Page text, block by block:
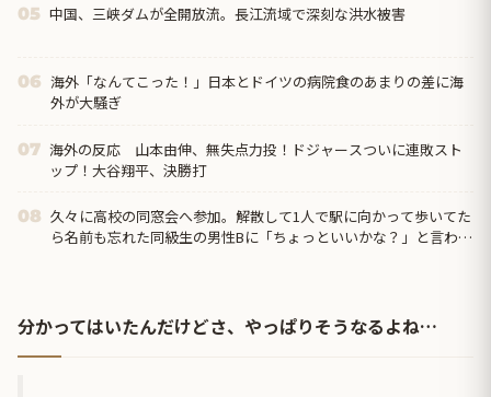
05 中国、三峡ダムが全開放流。長江流域で深刻な洪水被害
06 海外「なんてこった！」日本とドイツの病院食のあまりの差に海
外が大騒ぎ
07 海外の反応 山本由伸、無失点力投！ドジャースついに連敗スト
ップ！大谷翔平、決勝打
08 久々に高校の同窓会へ参加。解散して1人で駅に向かって歩いてた
ら名前も忘れた同級生の男性Bに「ちょっといいかな？」と言われ
分かってはいたんだけどさ、やっぱりそうなるよね…